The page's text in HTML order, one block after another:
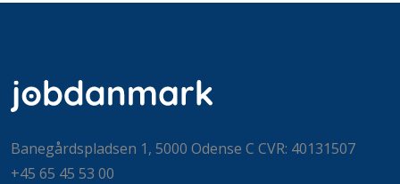
Banegårdspladsen 1, 5000 Odense C CVR: 40131507
+45 65 45 53 00